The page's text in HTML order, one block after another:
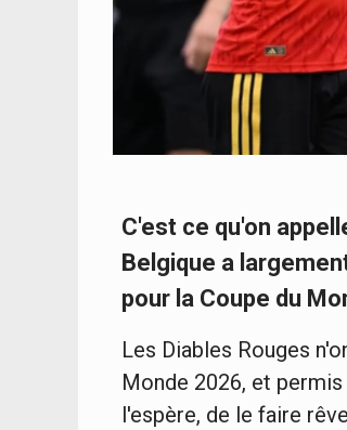
C'est ce qu'on
Belgique a
pour la Coupe du
Les Diables Rouges
Monde 2026, et
l'espère, de le faire